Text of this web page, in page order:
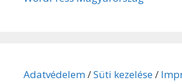
Adatvédelem/Süti kezelése/